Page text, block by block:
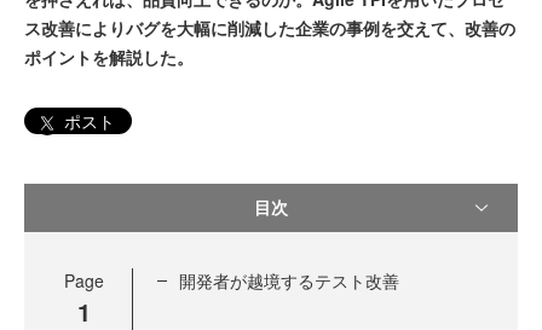
ス改善によりバグを大幅に削減した企業の事例を交えて、改善の
ポイントを解説した。
ポスト
目次
Page
1
開発者が越境するテスト改善